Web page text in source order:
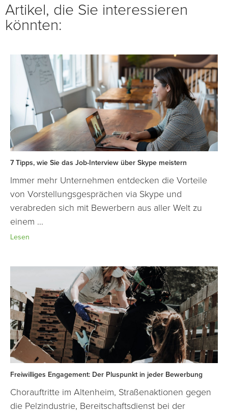
Artikel, die Sie interessieren
könnten:
7 Tipps, wie Sie das Job-Interview über Skype meistern
Immer mehr Unternehmen entdecken die Vorteile
von Vorstellungsgesprächen via Skype und
verabreden sich mit Bewerbern aus aller Welt zu
einem ...
Lesen
Freiwilliges Engagement: Der Pluspunkt in jeder Bewerbung
Chorauftritte im Altenheim, Straßenaktionen gegen
die Pelzindustrie, Bereitschaftsdienst bei der